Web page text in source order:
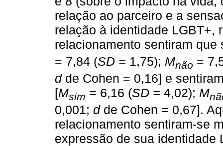
relação ao parceiro e a
relação à identidade LGBT+,
relacionamento sentiram
= 7,84 (SD = 1,75); Mnão =
dde Cohen = 0,16] e
[Msim = 6,16 (SD = 4,02); M
0,001; dde Cohen = 0,67].
relacionamento sentiram-se
expressão de sua identidade